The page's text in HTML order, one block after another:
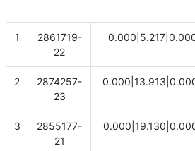
1
2861719-
22
2
2874257-
23
3
2855177-
21